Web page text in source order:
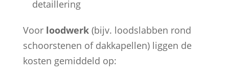
detaillering
Voor loodwerk(bijv. loodslabben rond
schoorstenen of dakkapellen) liggen de
kosten gemiddeld op: